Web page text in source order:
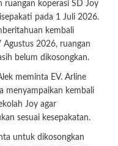
ruangan koperasi SD Joy
pada 1 Juli 2026.
kembali
Agustus 2026, ruangan
belum dikosongkan.
meminta EV. Arline
menyampaikan kembali
Joy agar
sesuai kesepakatan.
untuk dikosongkan